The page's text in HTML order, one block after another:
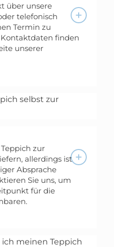
über unsere
telefonisch
Termin zu
finden
unserer
selbst zur
zur
allerdings ist
Absprache
Sie uns, um
für die
ich meinen Teppich